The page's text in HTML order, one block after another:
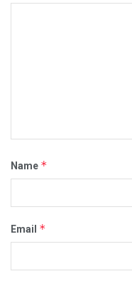
Name *
Email *